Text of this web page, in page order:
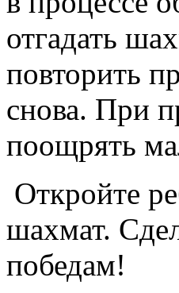
отгадать
повторить
снова. При
поощрять
Откройте
шахмат.
победам!